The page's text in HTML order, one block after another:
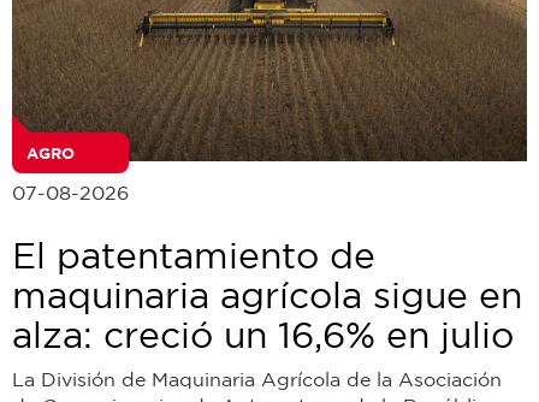
AGRO
07-08-2026
El patentamiento de
maquinaria agrícola sigue en
alza: creció un 16,6% en julio
La División de Maquinaria Agrícola de la Asociación